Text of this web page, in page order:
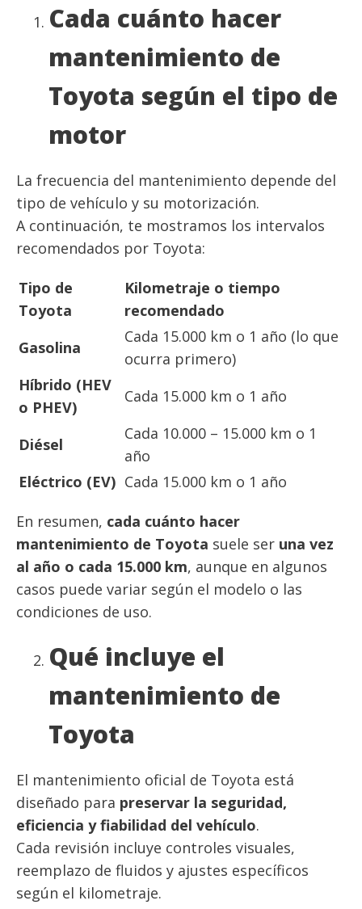
Cada cuánto hacer
mantenimiento de
Toyota según el tipo de
motor
La frecuencia del mantenimiento depende del
tipo de vehículo y su motorización.
A continuación, te mostramos los intervalos
recomendados por Toyota:
Tipo de
Toyota
Kilometraje o tiempo
recomendado
Gasolina
Cada 15.000 km o 1 año (lo que
ocurra primero)
Híbrido (HEV
o PHEV)
Cada 15.000 km o 1 año
Diésel
Cada 10.000 – 15.000 km o 1
año
Eléctrico (EV) Cada 15.000 km o 1 año
En resumen, cada cuánto hacer
mantenimiento de Toyota suele ser una vez
al año o cada 15.000 km, aunque en algunos
casos puede variar según el modelo o las
condiciones de uso.
Qué incluye el
mantenimiento de
Toyota
El mantenimiento oficial de Toyota está
diseñado para preservar la seguridad,
eficiencia y fiabilidad del vehículo.
Cada revisión incluye controles visuales,
reemplazo de fluidos y ajustes específicos
según el kilometraje.